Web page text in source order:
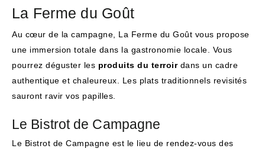
La Ferme du Goût
Au cœur de la campagne, La Ferme du Goût vous propose
une immersion totale dans la gastronomie locale. Vous
pourrez déguster les produits du terroirdans un cadre
authentique et chaleureux. Les plats traditionnels revisités
sauront ravir vos papilles.
Le Bistrot de Campagne
Le Bistrot de Campagne est le lieu de rendez-vous des